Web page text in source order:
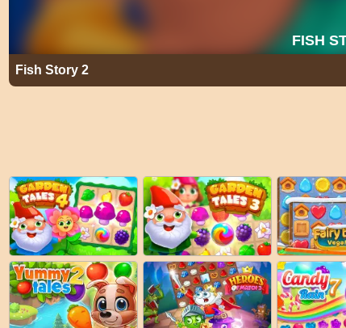
Fish Story 2